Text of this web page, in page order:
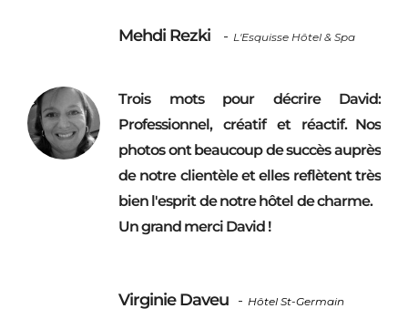
Mehdi Rezki - L'Esquisse Hôtel & Spa
Trois mots pour décrire David:
Professionnel, créatif et réactif. Nos
photos ont beaucoup de succès auprès
de notre clientèle et elles reflètent très
bien l'esprit de notre hôtel de charme.
Un grand merci David !
Virginie Daveu - Hôtel St-Germain